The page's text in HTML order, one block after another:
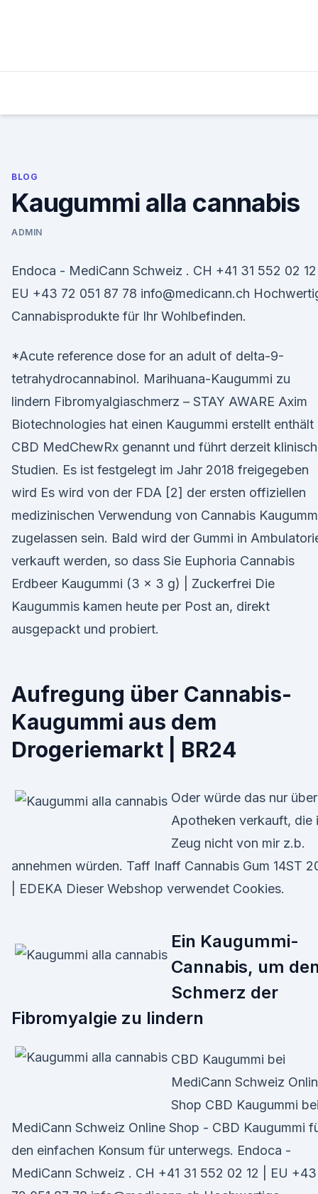
BLOG
Kaugummi alla cannabis
ADMIN
Endoca - MediCann Schweiz . CH +41 31 552 02 12 |
EU +43 72 051 87 78 info@medicann.ch
Cannabisprodukte für Ihr Wohlbefinden.
*Acute reference dose for an adult of delta-9-
tetrahydrocannabinol. Marihuana-Kaugummi zu
lindern Fibromyalgiaschmerz – STAY AWARE Axim
Biotechnologies hat einen Kaugummi erstellt enthält
CBD MedChewRx genannt und führt derzeit
Studien. Es ist festgelegt im Jahr 2018 freigegeben
wird Es wird von der FDA [2] der ersten offiziellen
medizinischen Verwendung von Cannabis
zugelassen sein. Bald wird der Gummi in
verkauft werden, so dass Sie Euphoria Cannabis
Erdbeer Kaugummi (3 x 3 g) | Zuckerfrei Die
Kaugummis kamen heute per Post an, direkt
ausgepackt und probiert.
Aufregung über Cannabis-
Kaugummi aus dem
Drogeriemarkt | BR24
Oder würde das nur über
Apotheken verkauft, die
Zeug nicht von mir z.b.
annehmen würden. Taff Inaff Cannabis Gum 14ST
| EDEKA Dieser Webshop verwendet Cookies.
Ein Kaugummi-
Cannabis, um den
Schmerz der
Fibromyalgie zu lindern
CBD Kaugummi bei
MediCann Schweiz
Shop CBD Kaugummi bei
MediCann Schweiz Online Shop - CBD Kaugummi
den einfachen Konsum für unterwegs. Endoca -
MediCann Schweiz . CH +41 31 552 02 12 | EU +43